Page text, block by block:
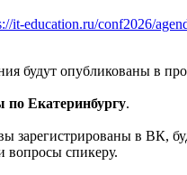
it-education.ru/conf2026/
будут опубликованы в
Екатеринбургу.
зарегистрированы в ВК,
вопросы спикеру.